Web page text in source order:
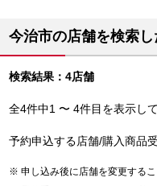
今治市の店舗を検索
検索結果：4店舗
全4件中1 〜 4件目を表示し
予約申込する店舗/購入商品
申し込み後に店舗を変更するこ